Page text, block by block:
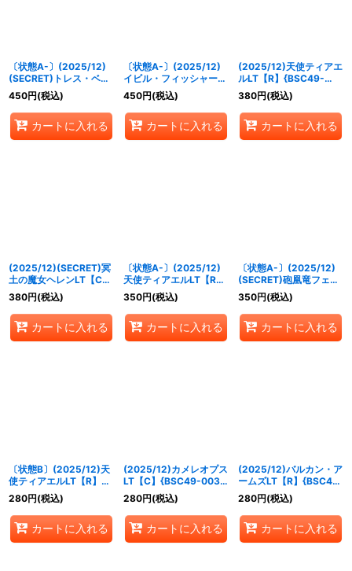
〔状態A-〕(2025/12)
(SECRET)トレス・ベル
ーガLT【R-SEC】
{BSC49-074}《青》
450円(税込)
カートに入れる
〔状態A-〕(2025/12)
イビル・フィッシャー
LT【C】{BSC49-057}
《紫》
450円(税込)
カートに入れる
(2025/12)天使ティアエ
ルLT【R】{BSC49-
041}《黄》
380円(税込)
カートに入れる
(2025/12)(SECRET)冥
土の魔女ヘレンLT【C-
SEC】{BSC49-038}
《黄》
380円(税込)
カートに入れる
〔状態A-〕(2025/12)
天使ティアエルLT【R】
{BSC49-041}《黄》
350円(税込)
カートに入れる
〔状態A-〕(2025/12)
(SECRET)砲凰竜フェニ
ック・キャノンLT【M-
SEC】{BSC49-055}
《赤》
350円(税込)
カートに入れる
〔状態B〕(2025/12)天
使ティアエルLT【R】
{BSC49-041}《黄》
280円(税込)
カートに入れる
(2025/12)カメレオプス
LT【C】{BSC49-003}
《赤》
280円(税込)
カートに入れる
(2025/12)バルカン・ア
ームズLT【R】{BSC49-
073}《青》
280円(税込)
カートに入れる